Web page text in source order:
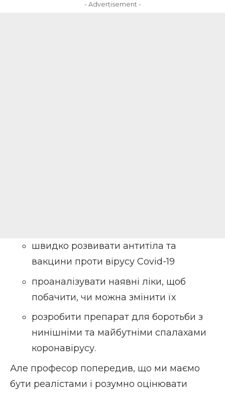
- Advertisement -
швидко розвивати антитіла та
вакцини проти вірусу Covid-19
проаналізувати наявні ліки, щоб
побачити, чи можна змінити їх
розробити препарат для боротьби з
нинішніми та майбутніми спалахами
коронавірусу.
Але професор попередив, що ми маємо
бути реалістами і розумно оцінювати